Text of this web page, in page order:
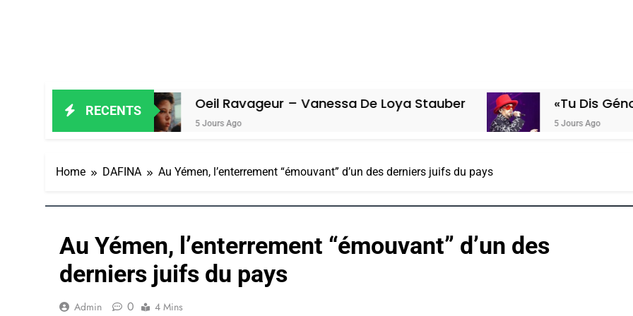
RECENTSOeil Ravageur – Vanessa De Loya Stauber
5 Jours Ago
«Tu Dis Génocide, Je
5 Jours Ago
Home DAFINA Au Yémen, l’enterrement “émouvant” d’un des derniers juifs du pays
Au Yémen, l’enterrement “émouvant” d’un des
derniers juifs du pays
Admin 0 4 Mins